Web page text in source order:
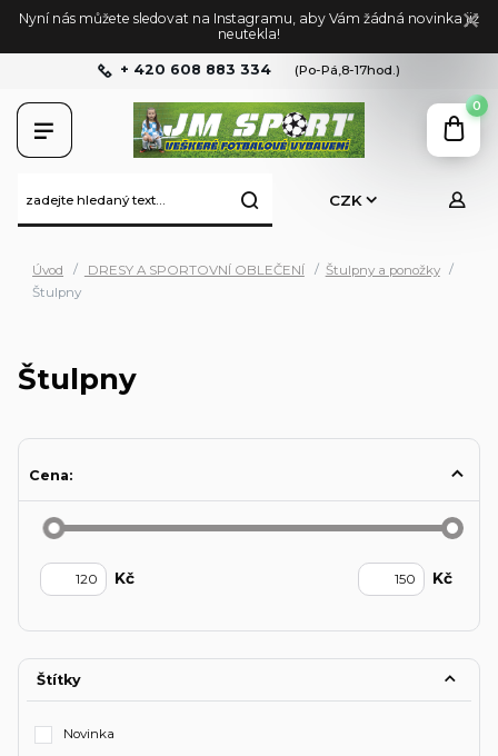
Nyní nás můžete sledovat na Instagramu, aby Vám žádná novinka již
neutekla!
CZK
+ 420 608 883 334 (Po-Pá,8-17hod.)
0
Úvod DRESY A SPORTOVNÍ OBLEČENÍ
Štulpny a ponožky
Štulpny
Štulpny
Cena:
Kč Kč
Štítky
Novinka